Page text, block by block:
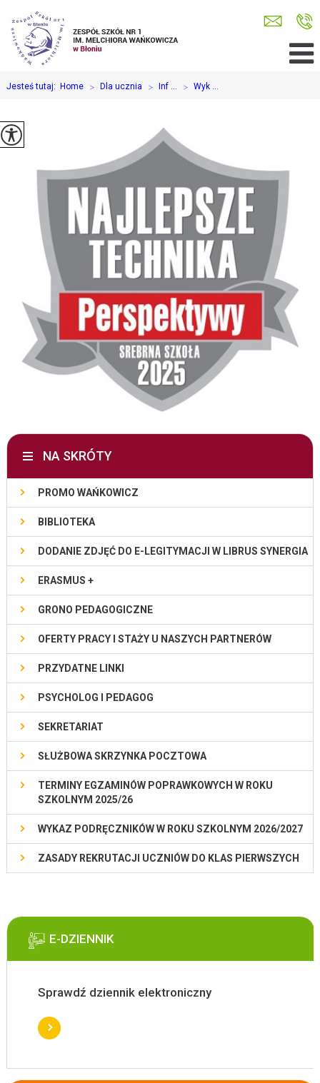
Jesteś tutaj: Home > Dla ucznia > Inf ... > Wyk ...
NA SKRÓTY
PROMO WAŃKOWICZ
BIBLIOTEKA
DODANIE ZDJĘĆ DO E-LEGITYMACJI W LIBRUS SYNERGIA
ERASMUS +
GRONO PEDAGOGICZNE
OFERTY PRACY I STAŻY U NASZYCH PARTNERÓW
PRZYDATNE LINKI
PSYCHOLOG I PEDAGOG
SEKRETARIAT
SŁUŻBOWA SKRZYNKA POCZTOWA
TERMINY EGZAMINÓW POPRAWKOWYCH W ROKU
SZKOLNYM 2025/26
WYKAZ PODRĘCZNIKÓW W ROKU SZKOLNYM 2026/2027
ZASADY REKRUTACJI UCZNIÓW DO KLAS PIERWSZYCH
E-DZIENNIK
Sprawdź dziennik elektroniczny